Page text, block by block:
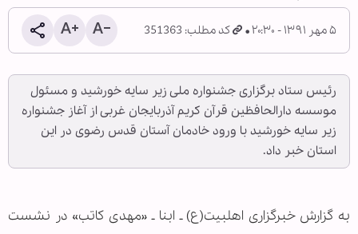
۵ مهر ۱۳۹۱ - ۲۰:۳۰ کد مطلب: 351363
رئیس ستاد برگزاری جشنواره ملی زیر سایه خورشید و مسئول
موسسه دارالحافظین قرآن کریم آذربایجان غربی از آغاز جشنواره
زیر سایه خورشید با ورود خادمان آستان قدس رضوی در این
استان خبر داد.
به گزارش خبرگزاری اهل‎بیت(ع) ـ ابنا ـ «مهدی کاتب» در نشست